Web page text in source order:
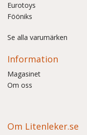
Eurotoys
Fööniks
Se alla varumärken
Information
Magasinet
Om oss
Om Litenleker.se